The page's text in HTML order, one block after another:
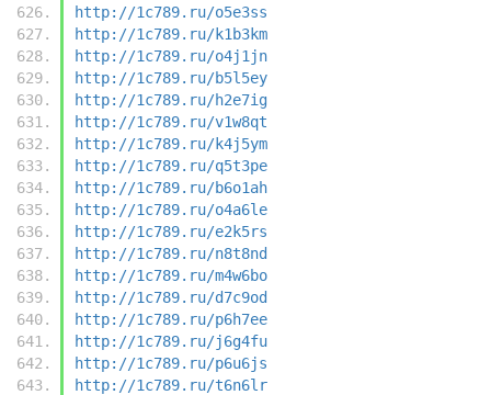
http://1c789.ru/o5e3ss
http://1c789.ru/k1b3km
http://1c789.ru/o4j1jn
http://1c789.ru/b5l5ey
http://1c789.ru/h2e7ig
http://1c789.ru/v1w8qt
http://1c789.ru/k4j5ym
http://1c789.ru/q5t3pe
http://1c789.ru/b6o1ah
http://1c789.ru/o4a6le
http://1c789.ru/e2k5rs
http://1c789.ru/n8t8nd
http://1c789.ru/m4w6bo
http://1c789.ru/d7c9od
http://1c789.ru/p6h7ee
http://1c789.ru/j6g4fu
http://1c789.ru/p6u6js
http://1c789.ru/t6n6lr